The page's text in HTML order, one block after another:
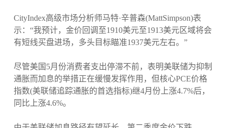
CityIndex高级市场分析师马特·辛普森(MattSimpson)表
示：“我预计，金价回调至1910美元至1913美元区域将会
有短线买盘进场，多头目标瞄准1937美元左右。”
尽管美国5月份消费者支出停滞不前，表明美联储为抑制
通胀而加息的举措正在缓慢发挥作用，但核心PCE价格
指数(美联储追踪通胀的首选指标)继4月份上涨4.7%后，
同比上涨4.6%。